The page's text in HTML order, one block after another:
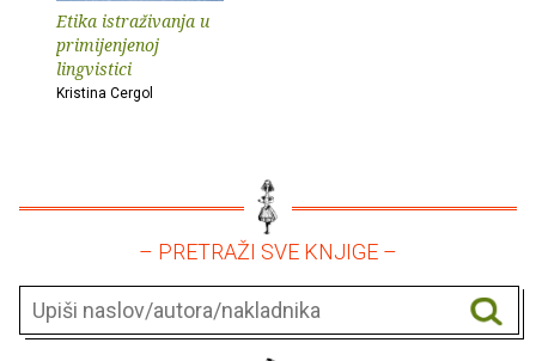
Etika istraživanja u
primijenjenoj
lingvistici
Kristina Cergol
– PRETRAŽI SVE KNJIGE –